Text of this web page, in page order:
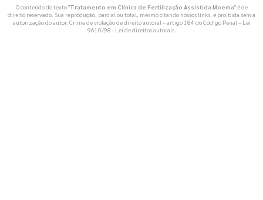
O conteúdo do texto "Tratamento em Clínica de Fertilização Assistida Moema" é de
direito reservado. Sua reprodução, parcial ou total, mesmo citando nossos links, é proibida sem a
autorização do autor. Crime de violação de direito autoral – artigo 184 do Código Penal – Lei
9610/98 - Lei de direitos autorais.